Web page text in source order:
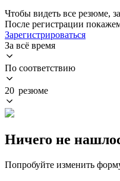
Чтобы видеть все резюме,
После регистрации
Зарегистрироваться
За всё время
По соответствию
20 резюме
Ничего не
Попробуйте изменить